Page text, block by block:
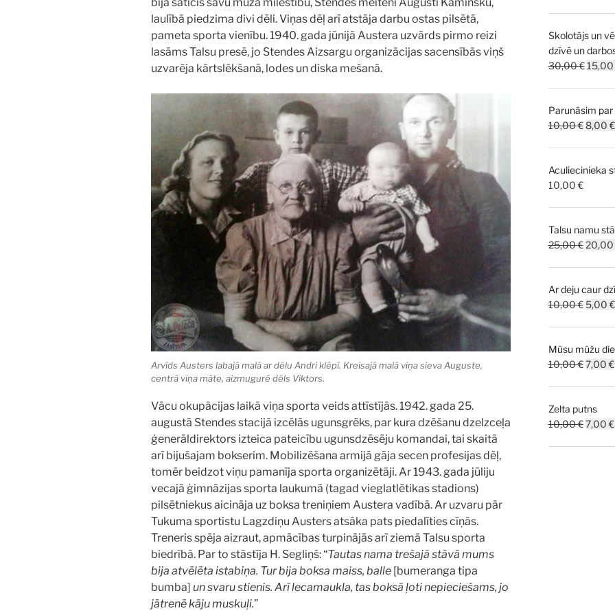
bija saticis savu mūža mīlestību, Stendes meiteni Augusti Kaminsku,
laulībā piedzima divi dēli. Viņas dēļ arī atstāja darbu ostas pilsētā,
pameta sporta vienību. 1940. gada jūnijā Austera uzvārds pirmo reizi
lasāms Talsu presē, jo Stendes Aizsargu organizācijas sacensībās viņš
uzvarēja kārtslēkšanā, lodes un diska mešanā.
Arvīds Austers labajā malā ar dēlu Andri klēpī. Kreisajā malā viņa sieva Auguste,
centrā viņa māte, aizmugurē dēls Viktors.
Vācu okupācijas laikā viņa sporta veids attīstījās. 1942. gada 25.
augustā Stendes stacijā izcēlās ugunsgrēks, par kura dzēšanu dzelzceļa
ģenerāldirektors izteica pateicību ugunsdzēsēju komandai, tai skaitā
arī bijušajam bokserim. Mobilizēšana armijā gāja secen profesijas dēļ,
tomēr beidzot viņu pamanīja sporta organizētāji. Ar 1943. gada jūliju
vecajā ģimnāzijas sporta laukumā (tagad vieglatlētikas stadions)
pilsētniekus aicināja uz boksa treniņiem Austera vadībā. Ar uzvaru pār
Tukuma sportistu Lagzdiņu Austers atsāka pats piedalīties cīņās.
Treneris spēja aizraut, apmācības turpinājās arī ziemā Talsu sporta
biedrībā. Par to stāstīja H. Segliņš: “Tautas nama trešajā stāvā mums
bija atvēlēta istabiņa. Tur bija boksa maiss, balle [bumeranga tipa
bumba] un svaru stienis. Arī lecamaukla, tas boksā ļoti nepieciešams, jo
jātrenē kāju muskuļi.”
Skolotājs un
dzīvē un
30,00€
30,00
15,00
Parunāsim
10,00€ Original
10,00
8,00 €
Aculiecinieka
10,00€
Talsu namu
25,00€
25,00
20,00
Ar deju caur
10,00€ Original
10,00
5,00 €
Mūsu mūžu
10,00€ Original
10,00
7,00 €
Zelta putns
10,00€ Original
7,00 €